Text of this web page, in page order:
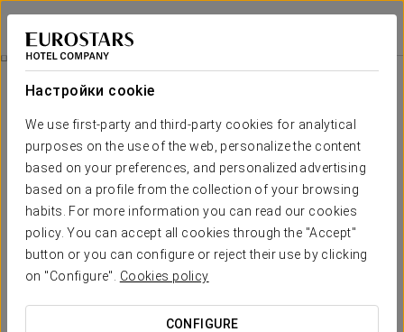
Настройки cookie
We use first-party and third-party cookies for analytical
purposes on the use of the web, personalize the content
based on your preferences, and personalized advertising
based on a profile from the collection of your browsing
habits. For more information you can read our cookies
policy. You can accept all cookies through the "Accept"
button or you can configure or reject their use by clicking
on "Configure". Cookies policy
CONFIGURE
Exe City Park
ПРАГА
Pомантический Опыт
20€
Pомантический опыт